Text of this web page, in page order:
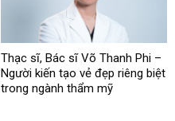
Thạc sĩ, Bác sĩ Võ Thanh Phi –
Người kiến tạo vẻ đẹp riêng biệt
trong ngành thẩm mỹ